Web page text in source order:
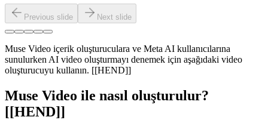
Previous slide Next slide
Muse Video içerik oluşturuculara ve Meta AI kullanıcılarına
sunulurken AI video oluşturmayı denemek için aşağıdaki video
oluşturucuyu kullanın. [[HEND]]
Muse Video ile nasıl oluşturulur?
[[HEND]]